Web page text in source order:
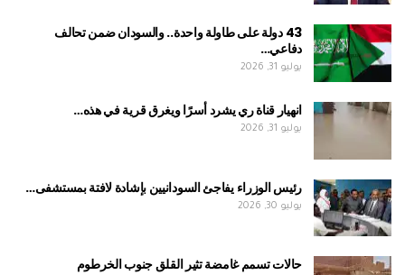
43 دولة على طاولة واحدة.. والسودان ضمن تحالف
دفاعي…
يوليو 31, 2026
انهيار قناة ري يشرد أسرًا ويغرق قرية في هذه…
يوليو 31, 2026
رئيس الوزراء يفاجئ السودانيين بإشادة لافتة بمستشفى…
يوليو 30, 2026
حالات تسمم غامضة تثير القلق جنوب الخرطوم